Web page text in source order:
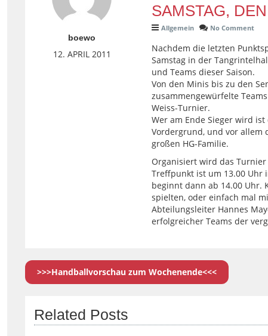
boewo
12. APRIL 2011
SAMSTAG,
Allgemein No Comment
Nachdem die letzten
Samstag in der
und Teams dieser Saison.
Von den Minis bis zu den
zusammengewürfelte
Weiss-Turnier.
Wer am Ende Sieger wird
Vordergrund, und vor allem
großen HG-Familie.
Organisiert wird das
Treffpunkt ist um 13.00 Uhr
beginnt dann ab 14.00 Uhr.
spielten, oder einfach mal
Abteilungsleiter Hannes
erfolgreicher Teams der
>>>Handballvorschau zum Wochenende<<<
Related Posts